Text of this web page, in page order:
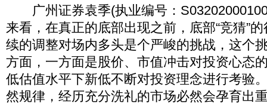
广州证券袁季(执业编号：
来看，在真正的底部出现之前，底部“竞猜”
续的调整对场内多头是个严峻的挑战，这个
方面，一方面是股价、市值冲击对投资心态
低估值水平下新低不断对投资理念进行考验
然规律，经历充分洗礼的市场必然会孕育出